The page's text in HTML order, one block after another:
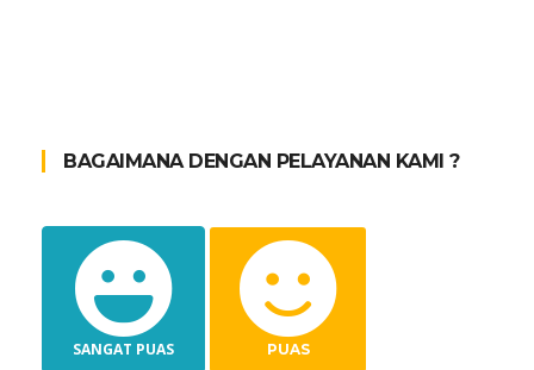
BAGAIMANA DENGAN PELAYANAN KAMI ?
SANGAT PUAS PUAS